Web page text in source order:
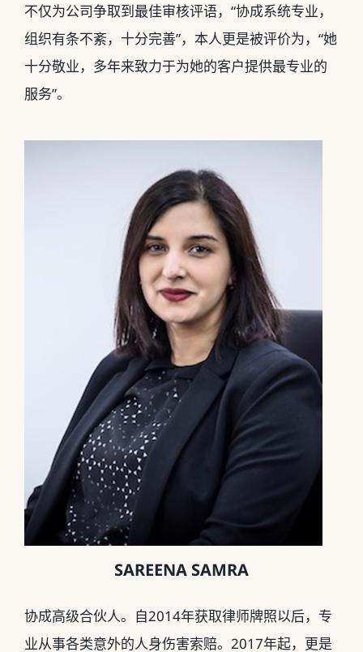
不仅为公司争取到最佳审核评语，“协成系统专业，
组织有条不紊，十分完善”，本人更是被评价为，“她
十分敬业，多年来致力于为她的客户提供最专业的
服务”。
SAREENA SAMRA
协成高级合伙人。自2014年获取律师牌照以后，专
业从事各类意外的人身伤害索赔。2017年起，更是